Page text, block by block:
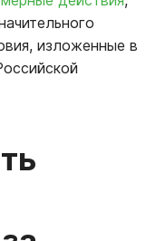
изложенные в